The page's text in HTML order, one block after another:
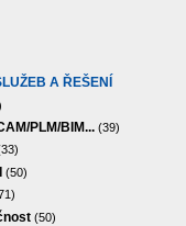
A ŘEŠENÍ
PLM/BIM... (39)
(50)
(50)